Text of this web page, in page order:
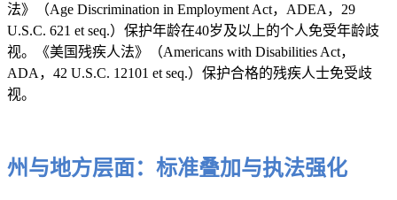
法》（Age Discrimination in Employment Act，ADEA，29
U.S.C. 621 et seq.）保护年龄在40岁及以上的个人免受年龄歧
视。《美国残疾人法》（Americans with Disabilities Act，
ADA，42 U.S.C. 12101 et seq.）保护合格的残疾人士免受歧
视。
州与地方层面：标准叠加与执法强化